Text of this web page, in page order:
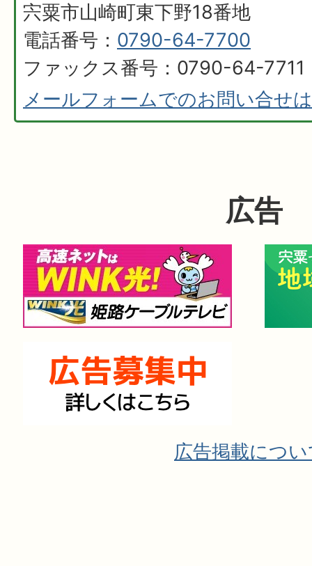
宍粟市山崎町東下野18番地
電話番号： 0790-64-7700
ファックス番号：0790-64-7711
メールフォームでのお問い合せ
広告
広告掲載につ